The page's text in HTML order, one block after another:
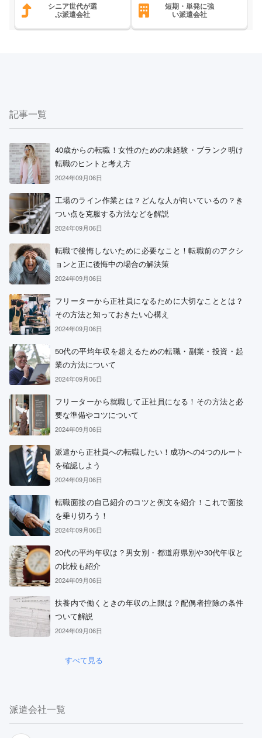
シニア世代が選
ぶ派遣会社
短期・単発に強
い派遣会社
記事一覧
40歳からの転職！女性のための未経験・ブランク明け
転職のヒントと考え方
2024年09月06日
工場のライン作業とは？どんな人が向いているの？き
つい点を克服する方法などを解説
2024年09月06日
転職で後悔しないために必要なこと！転職前のアクシ
ョンと正に後悔中の場合の解決策
2024年09月06日
フリーターから正社員になるために大切なこととは？
その方法と知っておきたい心構え
2024年09月06日
50代の平均年収を超えるための転職・副業・投資・起
業の方法について
2024年09月06日
フリーターから就職して正社員になる！その方法と必
要な準備やコツについて
2024年09月06日
派遣から正社員への転職したい！成功への4つのルート
を確認しよう
2024年09月06日
転職面接の自己紹介のコツと例文を紹介！これで面接
を乗り切ろう！
2024年09月06日
20代の平均年収は？男女別・都道府県別や30代年収と
の比較も紹介
2024年09月06日
扶養内で働くときの年収の上限は？配偶者控除の条件
ついて解説
2024年09月06日
すべて見る
派遣会社一覧